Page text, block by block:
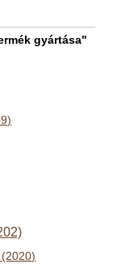
gyártása"